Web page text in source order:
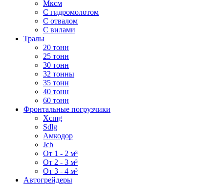
Мксм
С гидромолотом
С отвалом
С вилами
Тралы
20 тонн
25 тонн
30 тонн
32 тонны
35 тонн
40 тонн
60 тонн
Фронтальные погрузчики
Xcmg
Sdlg
Амкодор
Jcb
От 1 - 2 м³
От 2 - 3 м³
От 3 - 4 м³
Автогрейдеры